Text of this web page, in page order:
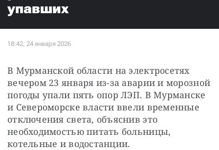
упавших
В Мурманской области на электросетях
вечером 23 января из-за аварии и морозной
погоды упали пять опор ЛЭП. В Мурманске
и Североморске власти ввели временные
отключения света, объяснив это
необходимостью питать больницы,
котельные и водостанции.
Нажимая кнопку «Стать соучастником»,
Если у вас есть вопросы, пишите donate@novayagazeta.ruили
звоните:
+7 (929) 612-03-68